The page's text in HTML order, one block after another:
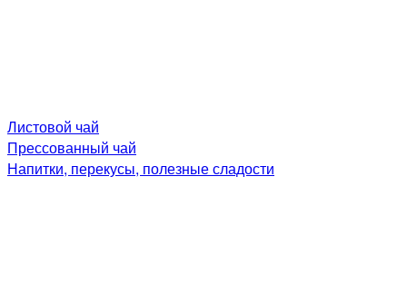
Листовой чай
Прессованный чай
Напитки, перекусы, полезные сладости